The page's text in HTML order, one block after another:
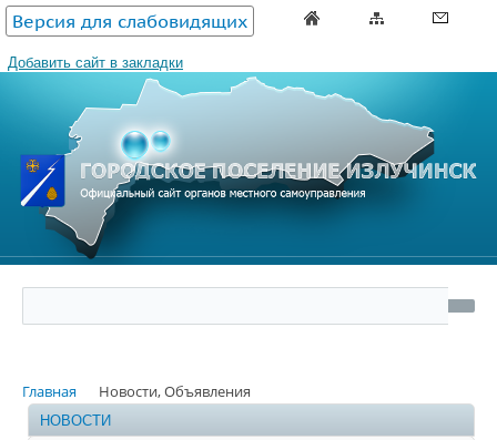
Версия для слабовидящих
Добавить сайт в закладки
Главная Новости, Объявления
НОВОСТИ